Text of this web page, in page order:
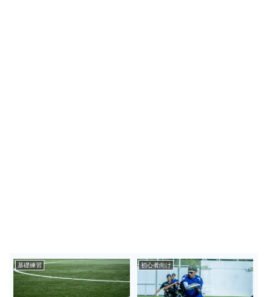
基礎練習 初心者向け